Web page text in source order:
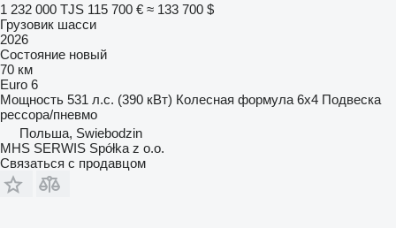
1 232 000 TJS 115 700 € ≈ 133 700 $
Грузовик шасси
2026
Состояние новый
70 км
Euro 6
Мощность 531 л.с. (390 кВт) Колесная формула 6x4 Подвеска
рессора/пневмо
Польша, Swiebodzin
MHS SERWIS Spółka z o.o.
Связаться с продавцом